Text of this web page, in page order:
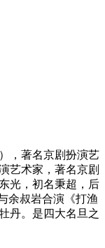
，著名京剧扮演艺
艺术家，著名京剧
光，初名秉超，后
余叔岩合演《打渔
丹。是四大名旦之